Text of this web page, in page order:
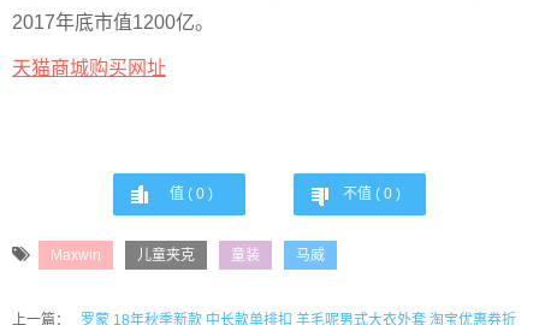
2017年底市值1200亿。
天猫商城购买网址
值 ( 0 ) 不值 ( 0 )
Maxwin 儿童夹克 童装 马威
上一篇： 罗蒙 18年秋季新款 中长款单排扣 羊毛呢男式大衣外套 淘宝优惠券折